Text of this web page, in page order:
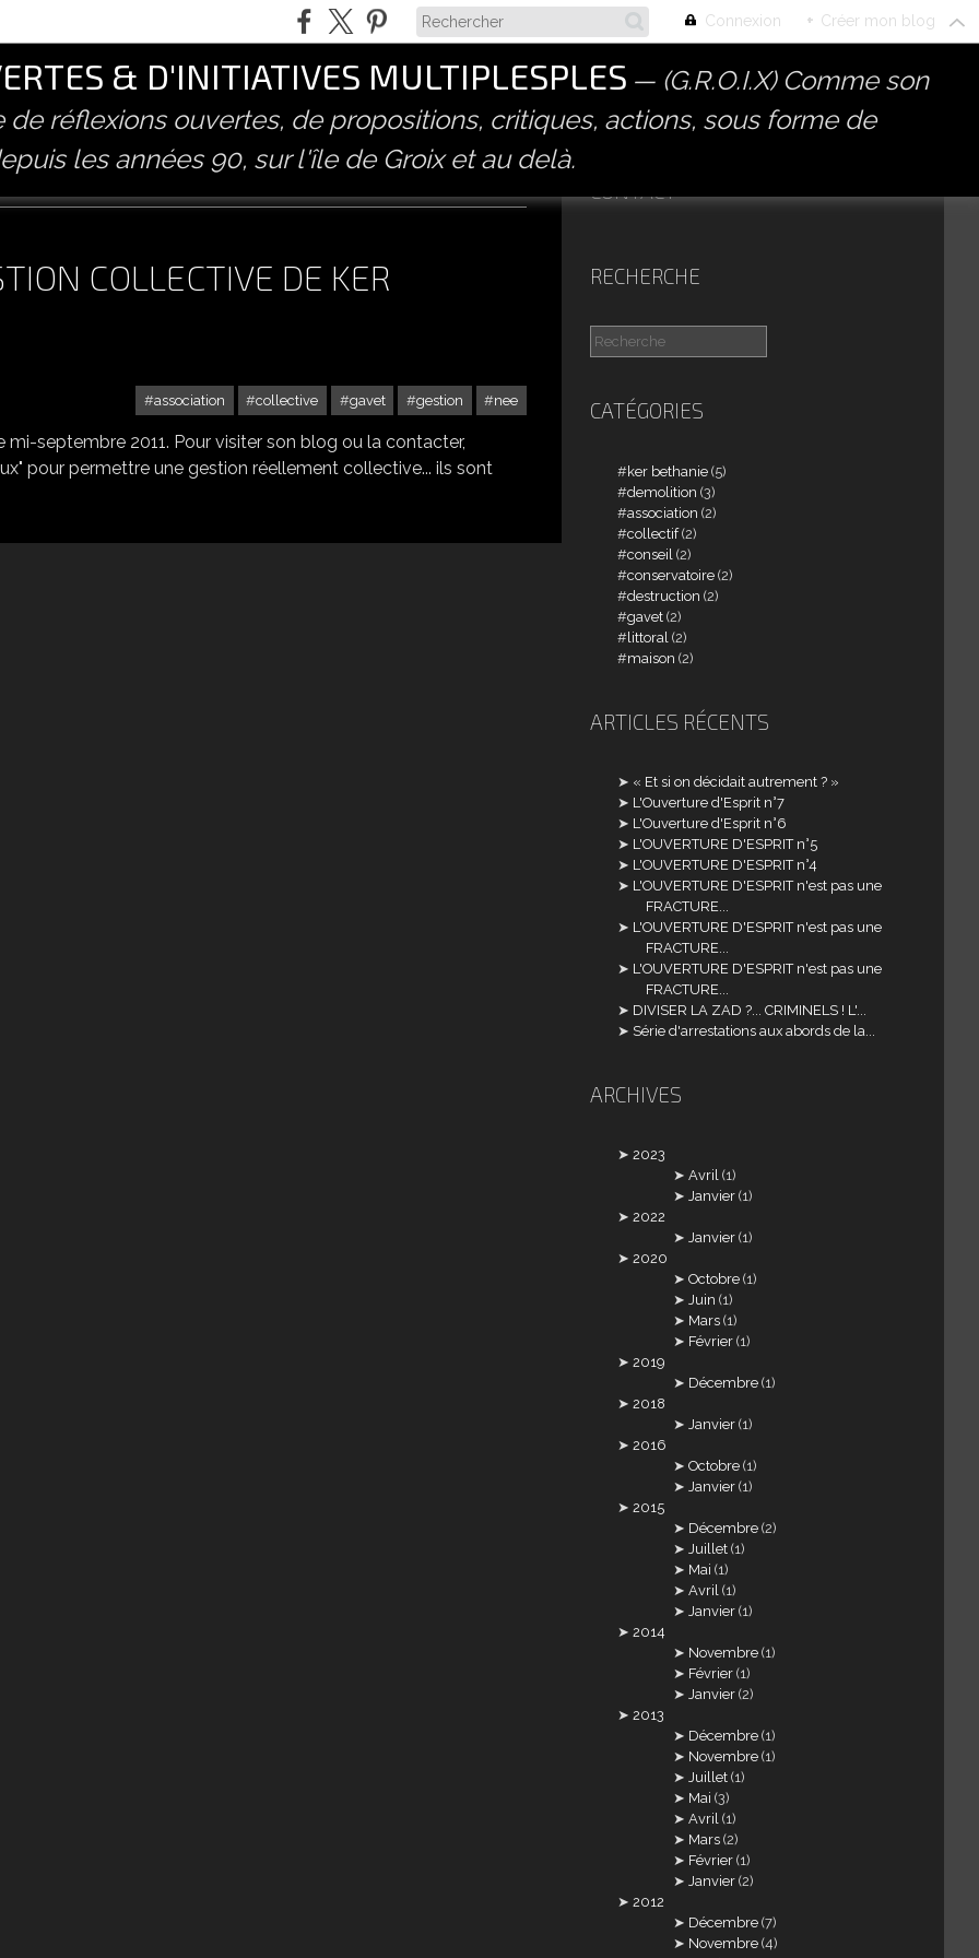
Connexion + Créer mon blog
& D'INITIATIVES MULTIPLESPLES
(G.R.O.I.X) Comme son
réflexions ouvertes, de propositions, critiques, actions, sous forme de
les années 90, sur l'île de Groix et au delà.
COLLECTIVE DE KER
association collective gavet gestion nee
septembre 2011. Pour visiter son blog ou la contacter,
pour permettre une gestion réellement collective... ils sont
CONTACT
RECHERCHE
CATÉGORIES
ker bethanie (5)
demolition (3)
association (2)
collectif(2)
conseil (2)
conservatoire (2)
destruction (2)
gavet (2)
littoral (2)
maison (2)
ARTICLES RÉCENTS
« Et si on décidait autrement ? »
L'Ouverture d'Esprit n°7
L'Ouverture d'Esprit n°6
L'OUVERTURE D'ESPRIT n°5
L'OUVERTURE D'ESPRIT n°4
L'OUVERTURE D'ESPRIT n'est pas une
FRACTURE...
L'OUVERTURE D'ESPRIT n'est pas une
FRACTURE...
L'OUVERTURE D'ESPRIT n'est pas une
FRACTURE...
DIVISER LA ZAD ?... CRIMINELS ! L'...
Série d'arrestations aux abords de la...
ARCHIVES
2023
Avril (1)
Janvier (1)
2022
Janvier (1)
2020
Octobre (1)
Juin (1)
Mars (1)
Février (1)
2019
Décembre (1)
2018
Janvier (1)
2016
Octobre (1)
Janvier (1)
2015
Décembre (2)
Juillet (1)
Mai (1)
Avril (1)
Janvier (1)
2014
Novembre (1)
Février (1)
Janvier (2)
2013
Décembre (1)
Novembre (1)
Juillet (1)
Mai (3)
Avril (1)
Mars (2)
Février (1)
Janvier (2)
2012
Décembre (7)
Novembre (4)